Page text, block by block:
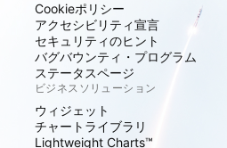
Cookieポリシー
アクセシビリティ宣言
セキュリティのヒント
バグバウンティ・プログラム
ステータスページ
ビジネスソリューション
ウィジェット
チャートライブラリ
Lightweight Charts™